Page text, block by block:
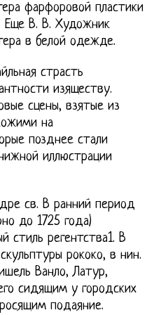
фарфоровой пластики
Еще В. В. Художник
в белой одежде.
страсть
изяществу.
сцены, взятые из
на
позднее стали
иллюстрации
св. В ранний период
до 1725 года)
стиль регентства1. В
рококо, в нин.
Ванло, Латур,
сидящим у городских
подаяние.